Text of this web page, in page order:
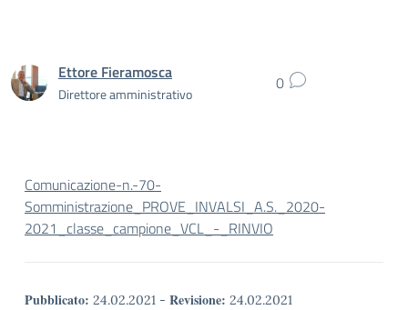
Ettore Fieramosca
Direttore amministrativo 0
Comunicazione-n.-70-
Somministrazione_PROVE_INVALSI_A.S._2020-
2021_classe_campione_VCL_-_RINVIO
Pubblicato: 24.02.2021 - Revisione: 24.02.2021